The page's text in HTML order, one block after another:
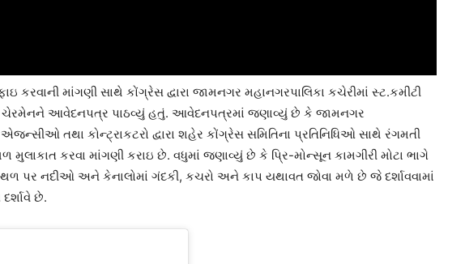
કરવાની માંગણી સાથે કોંગ્રેસ દ્વારા જામનગર મહાનગરપાલિકા કચેરીમાં સ્ટ.કમીટી
ચેરમેનને આવેદનપત્ર પાઠવ્યું હતું. આવેદનપત્રમાં જણાવ્યું છે કે જામનગર
તથા કોન્ટ્રાકટરો દ્વારા શહેર કોંગ્રેસ સમિતિના પ્રતિનિધિઓ સાથે રંગમતી
મુલાકાત કરવા માંગણી કરાઇ છે. વધુમાં જણાવ્યું છે કે પ્રિ-મોન્સૂન કામગીરી મોટા ભાગે
પર નદીઓ અને કેનાલોમાં ગંદકી, કચરો અને કાપ યથાવત જોવા મળે છે જે દર્શાવવામાં
છે.